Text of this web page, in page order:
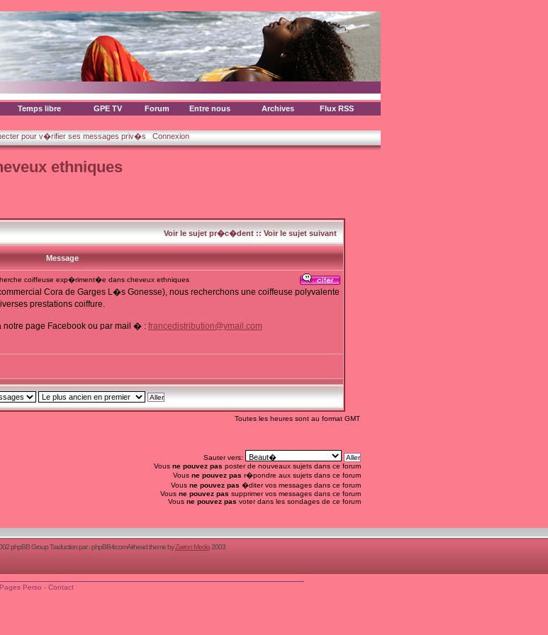
Temps libre GPE TV Forum Entre nous Archives Flux RSS
pour v�rifier ses messages priv�s Connexion
ethniques
Voir le sujet pr�c�dent::Voir le sujet suivant
Message
coiffeuse exp�riment�e dans cheveux ethniques
Cora de Garges L�s Gonesse), nous recherchons une coiffeuse polyvalente
prestations coiffure.
page Facebook ou par mail � : francedistribution@ymail.com
Toutes les heures sont au format GMT
Sauter vers:
Vous ne pouvez pas poster de nouveaux sujets dans ce forum
Vous ne pouvez pas r�pondre aux sujets dans ce forum
Vous ne pouvez pas �diter vos messages dans ce forum
Vous ne pouvez pas supprimer vos messages dans ce forum
Vous ne pouvez pas voter dans les sondages de ce forum
phpBB Group Traduction par :phpBB-fr.comAirhead theme byZarron Media2003
Perso - Contact